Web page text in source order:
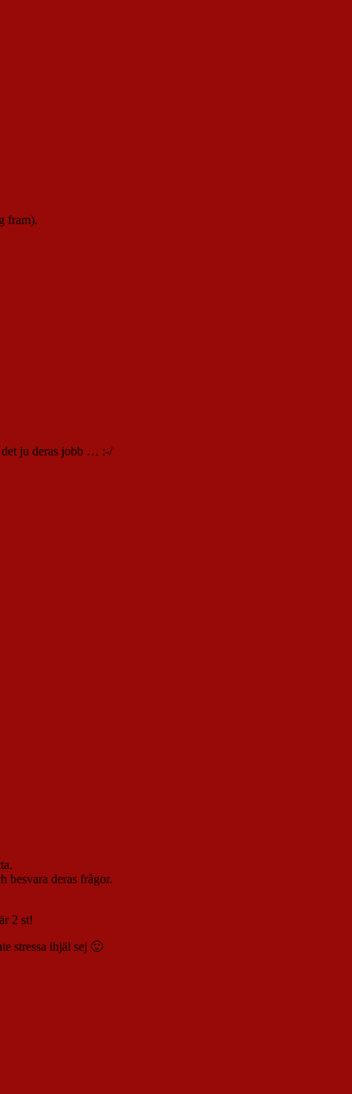
fram).
det ju deras jobb … :-/
besvara deras frågor.
2 st!
stressa ihjäl sej 🙂